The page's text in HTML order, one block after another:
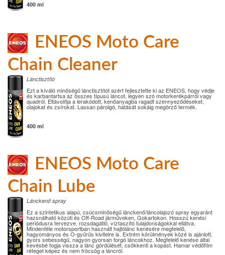
400 ml
ENEOS Moto Care
Chain Cleaner
Lánctisztító
Ezt a kíváló minőségű lánctisztítót azért fejlesztette ki az ENEOS, hogy védje
és karbantartsa az összes típusú láncot, legyen szó motorkerékpárról vagy
quadról. Eltávolítja a lerakódott, kenőanyagba ragadt szennyeződéseket,
olajokat és zsírokat. Lassan párolgó, hatását sokáig megörző termék.
400 ml
ENEOS Moto Care
Chain Lube
Lánckenő spray
Ez a szintetikus alapú, csúcsminőségű lánckenő/láncolajozó spray egyaránt
hazsnálható közúti és Off-Road járműveken, Gokartokon. Hosszú kenési
periódusra tervezve, rozsdagátló, víztaszító tulajdonságokkal ellátva.
Mindenféle motorsportban használt hajtólánc kenésére megfelelő,
hagyományos és O-gyűrűs kivitelre is. Extrém körülmények közé is ajánlott,
gyors sebességű, nagyon gyorsan forgó láncokhoz. Megfelelő kenése által
kevésbé fogja vissza a lánc gördülését, csökkenti a kopást. Hamar védőfilm
réteget képez és nem fröcsög a láncról.